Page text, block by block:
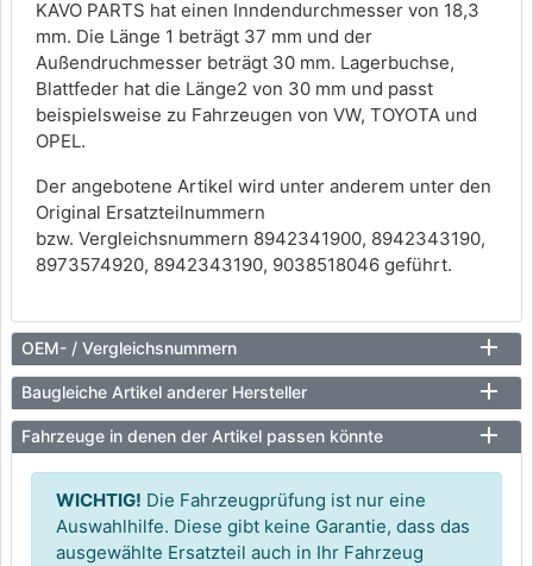
KAVO PARTS hat einen Inndendurchmesser von 18,3
mm. Die Länge 1 beträgt 37 mm und der
Außendruchmesser beträgt 30 mm. Lagerbuchse,
Blattfeder hat die Länge2 von 30 mm und passt
beispielsweise zu Fahrzeugen von VW, TOYOTA und
OPEL.
Der angebotene Artikel wird unter anderem unter den
Original Ersatzteilnummern
bzw. Vergleichsnummern 8942341900, 8942343190,
8973574920, 8942343190, 9038518046 geführt.
OEM- / Vergleichsnummern
Baugleiche Artikel anderer Hersteller
Fahrzeuge in denen der Artikel passen könnte
WICHTIG! Die Fahrzeugprüfung ist nur eine
Auswahlhilfe. Diese gibt keine Garantie, dass das
ausgewählte Ersatzteil auch in Ihr Fahrzeug